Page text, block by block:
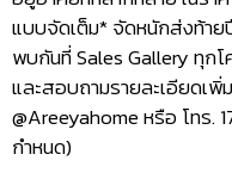
แบบจัดเต็ม* จัดหนักส่งท้าย
พบกันที่ Sales Gallery ทุก
และสอบถามรายละเอียดเพิ่
@Areeyahome หรือ โทร.
กำหนด)